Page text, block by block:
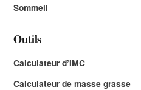
Sommeil
Outils
Calculateur d’IMC
Calculateur de masse grasse